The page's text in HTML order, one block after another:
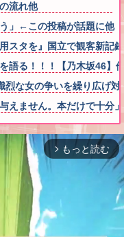
流れ他
」←この投稿が話題に他
スタを』国立で観客新記
語る！！！【乃木坂46】
烈な女の争いを繰り広げ
えません。本だけで十分
arrow_forward_ios もっと読む